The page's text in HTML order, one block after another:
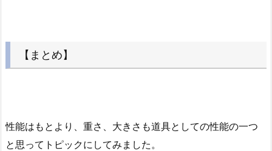
【まとめ】
性能はもとより、重さ、大きさも道具としての性能の一つ
と思ってトピックにしてみました。